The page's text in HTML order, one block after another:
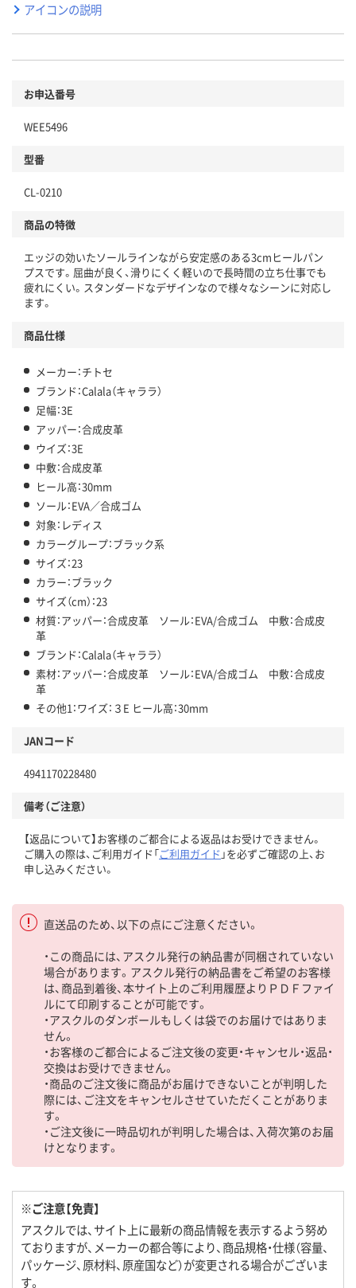
アイコンの説明
お申込番号
WEE5496
型番
CL-0210
商品の特徴
エッジの効いたソールラインながら安定感のある3cmヒールパン
プスです。屈曲が良く、滑りにくく軽いので長時間の立ち仕事でも
疲れにくい。スタンダードなデザインなので様々なシーンに対応し
ます。
商品仕様
メーカー：チトセ
ブランド：Calala（キャララ）
足幅：3E
アッパー：合成皮革
ウイズ：3E
中敷：合成皮革
ヒール高：30mm
ソール：EVA／合成ゴム
対象：レディス
カラーグループ：ブラック系
サイズ：23
カラー：ブラック
サイズ（cm）：23
材質：アッパー：合成皮革 ソール：EVA/合成ゴム 中敷：合成皮
革
ブランド：Calala（キャララ）
素材：アッパー：合成皮革 ソール：EVA/合成ゴム 中敷：合成皮
革
その他1：ワイズ：３E ヒール高：30mm
JANコード
4941170228480
備考（ご注意）
【返品について】お客様のご都合による返品はお受けできません。
ご購入の際は、ご利用ガイド「ご利用ガイド 」を必ずご確認の上、お
申し込みください。
直送品のため、以下の点にご注意ください。
・この商品には、アスクル発行の納品書が同梱されていない
場合があります。アスクル発行の納品書をご希望のお客様
は、商品到着後、本サイト上のご利用履歴よりＰＤＦファイ
ルにて印刷することが可能です。
・アスクルのダンボールもしくは袋でのお届けではありま
せん。
・お客様のご都合によるご注文後の変更・キャンセル・返品・
交換はお受けできません。
・商品のご注文後に商品がお届けできないことが判明した
際には、ご注文をキャンセルさせていただくことがありま
す。
・ご注文後に一時品切れが判明した場合は、入荷次第のお届
けとなります。
※ご注意【免責】
アスクルでは、サイト上に最新の商品情報を表示するよう努め
ておりますが、メーカーの都合等により、商品規格・仕様（容量、
パッケージ、原材料、原産国など）が変更される場合がございま
す。